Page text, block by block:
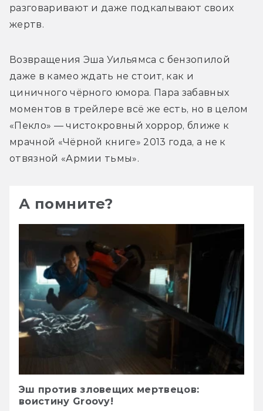
разговаривают и даже подкалывают своих
жертв.
Возвращения Эша Уильямса с бензопилой
даже в камео ждать не стоит, как и
циничного чёрного юмора. Пара забавных
моментов в трейлере всё же есть, но в целом
«Пекло» — чистокровный хоррор, ближе к
мрачной «Чёрной книге» 2013 года, а не к
отвязной «Армии тьмы».
А помните?
Эш против зловещих мертвецов:
воистину Groovy!